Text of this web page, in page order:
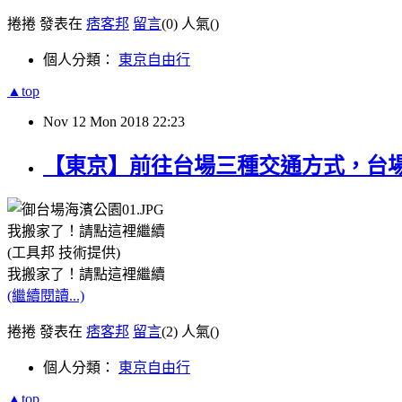
捲捲 發表在 痞客邦 留言(0) 人氣()
個人分類： 東京自由行
▲top
Nov 12 Mon 2018 22:23
【東京】前往台場三種交通方式，台
我搬家了！請點這裡繼續
(工具邦 技術提供)
我搬家了！請點這裡繼續
(繼續閱讀...)
捲捲 發表在 痞客邦 留言(2) 人氣()
個人分類： 東京自由行
▲top